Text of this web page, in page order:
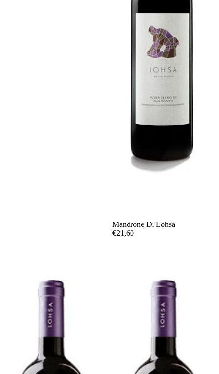
Mandrone Di Lohsa
€21,60